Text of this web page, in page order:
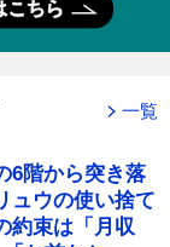
一覧
6階から突き落
ウの使い捨て
束は「月収